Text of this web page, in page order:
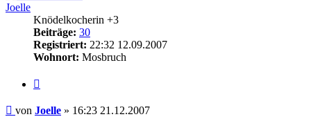
Joelle
Knödelkocherin +3
Beiträge: 30
Registriert: 22:32 12.09.2007
Wohnort: Mosbruch
Beitrag
von Joelle » 16:23 21.12.2007